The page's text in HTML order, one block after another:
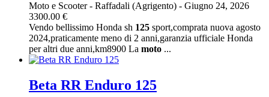
Moto e Scooter- Raffadali (Agrigento) - Giugno 24, 2026
3300.00 €
Vendo bellissimo Honda sh 125 sport,comprata nuova agosto
2024,praticamente meno di 2 anni,garanzia ufficiale Honda
per altri due anni,km8900 La moto ...
Beta RR Enduro 125